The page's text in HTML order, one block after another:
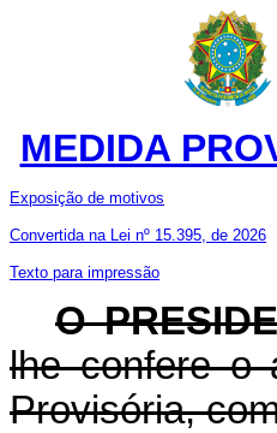
MEDIDA
Exposição de motivos
Convertida na Lei nº 15.395, de 2026
Texto para impressão
O
lhe confere o
Provisória,